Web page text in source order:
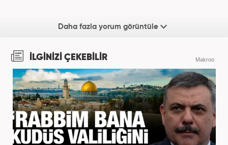
Daha fazla yorum görüntüle
İLGİNİZİ ÇEKEBİLİR Makroo